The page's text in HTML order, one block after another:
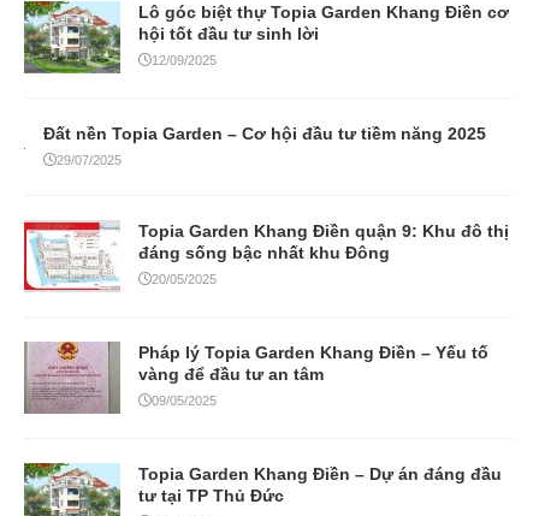
Lô góc biệt thự Topia Garden Khang Điền cơ
hội tốt đầu tư sinh lời
12/09/2025
Đất nền Topia Garden – Cơ hội đầu tư tiềm năng 2025
29/07/2025
Topia Garden Khang Điền quận 9: Khu đô thị
đáng sống bậc nhất khu Đông
20/05/2025
Pháp lý Topia Garden Khang Điền – Yếu tố
vàng để đầu tư an tâm
09/05/2025
Topia Garden Khang Điền – Dự án đáng đầu
tư tại TP Thủ Đức